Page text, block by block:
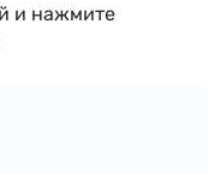
и нажмите